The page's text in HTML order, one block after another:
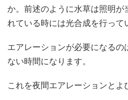
か。前述のように水草は照明が
れている時には光合成を行って
エアレーションが必要になるの
ない時間になります。
これを夜間エアレーションとよ